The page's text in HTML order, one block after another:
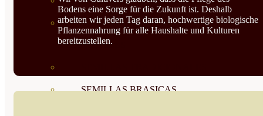
SEMILLAS FLORES
COMESTIBLES
SEMILLAS BRASICAS
Bodens eine Sorge für die Zukunft ist. Deshalb
arbeiten wir jeden Tag daran, hochwertige biologische
Pflanzennahrung für alle Haushalte und Kulturen
bereitzustellen.